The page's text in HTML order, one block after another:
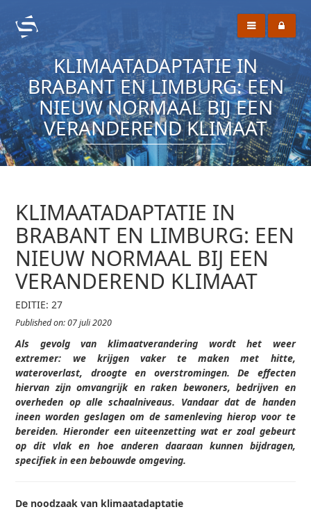
KLIMAATADAPTATIE IN
BRABANT EN LIMBURG: EEN
NIEUW NORMAAL BIJ EEN
VERANDEREND KLIMAAT
KLIMAATADAPTATIE IN
BRABANT EN LIMBURG: EEN
NIEUW NORMAAL BIJ EEN
VERANDEREND KLIMAAT
EDITIE: 27
Published on: 07 juli 2020
Als gevolg van klimaatverandering wordt het weer
extremer: we krijgen vaker te maken met hitte,
wateroverlast, droogte en overstromingen. De effecten
hiervan zijn omvangrijk en raken bewoners, bedrijven en
overheden op alle schaalniveaus. Vandaar dat de handen
ineen worden geslagen om de samenleving hierop voor te
bereiden. Hieronder een uiteenzetting wat er zoal gebeurt
op dit vlak en hoe anderen daaraan kunnen bijdragen,
specifiek in een bebouwde omgeving.
De noodzaak van klimaatadaptatie